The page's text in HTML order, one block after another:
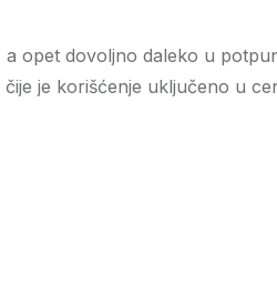
opet dovoljno daleko u
je korišćenje uključeno u